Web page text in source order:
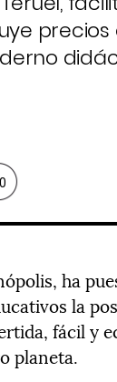
0
ha
la
fácil y
planeta.